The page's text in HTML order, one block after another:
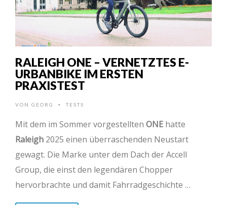
RALEIGH ONE – VERNETZTES E-
URBANBIKE IM ERSTEN
PRAXISTEST
VON GEORG • TESTS
Mit dem im Sommer vorgestellten ONE hatte
Raleigh 2025 einen überraschenden Neustart
gewagt. Die Marke unter dem Dach der Accell
Group, die einst den legendären Chopper
hervorbrachte und damit Fahrradgeschichte …